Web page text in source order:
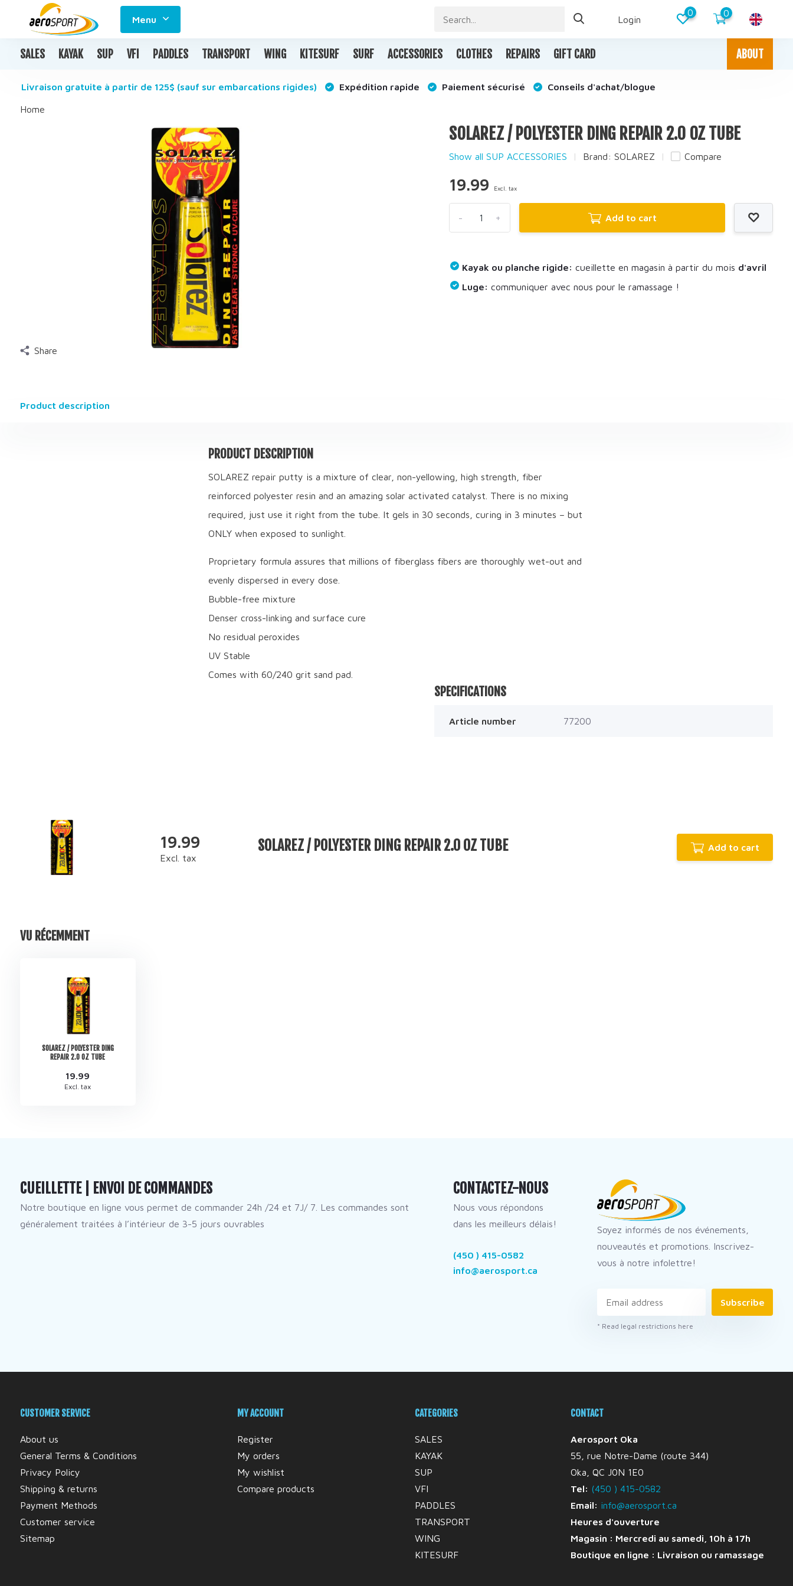
Menu Login
0 0
SALES KAYAK SUP VFI PADDLES TRANSPORT WING KITESURF SURF ACCESSORIES CLOTHES REPAIRS GIFT CARD ABOUT
Livraison gratuite à partir de 125$ (sauf sur embarcations rigides) Expédition rapide Paiement sécurisé Conseils d'achat/blogue
Home
Share
SOLAREZ / POLYESTER DING REPAIR 2.0 OZ TUBE
Show all SUP ACCESSORIES Brand:SOLAREZ Compare
19.99 Excl. tax
+
- Add to cart
Kayak ou planche rigide: cueillette en magasin à partir du mois d'avril
Luge: communiquer avec nous pour le ramassage !
Product description
PRODUCT DESCRIPTION
SOLAREZ repair putty is a mixture of clear, non-yellowing, high strength, fiber
reinforced polyester resin and an amazing solar activated catalyst. There is no mixing
required, just use it right from the tube. It gels in 30 seconds, curing in 3 minutes – but
ONLY when exposed to sunlight.
Proprietary formula assures that millions of fiberglass fibers are thoroughly wet-out and
evenly dispersed in every dose.
Bubble-free mixture
Denser cross-linking and surface cure
No residual peroxides
UV Stable
Comes with 60/240 grit sand pad.
SPECIFICATIONS
Article number 77200
19.99
Excl. tax
SOLAREZ / POLYESTER DING REPAIR 2.0 OZ TUBE Add to cart
VU RÉCEMMENT
SOLAREZ / POLYESTER DING
REPAIR 2.0 OZ TUBE
19.99
Excl. tax
CUEILLETTE | ENVOI DE COMMANDES
Notre boutique en ligne vous permet de commander 24h /24 et 7J/ 7. Les commandes sont
généralement traitées à l’intérieur de 3-5 jours ouvrables
CONTACTEZ-NOUS
Nous vous répondons
dans les meilleurs délais!
(450 ) 415-0582
info@aerosport.ca
Soyez informés de nos événements,
nouveautés et promotions. Inscrivez-
vous à notre infolettre!
Subscribe
* Read legal restrictions here
CUSTOMER SERVICE
About us
General Terms & Conditions
Privacy Policy
Shipping & returns
Payment Methods
Customer service
Sitemap
MY ACCOUNT
Register
My orders
My wishlist
Compare products
CATEGORIES
SALES
KAYAK
SUP
VFI
PADDLES
TRANSPORT
WING
KITESURF
CONTACT
Aerosport Oka
55, rue Notre-Dame (route 344)
Oka, QC J0N 1E0
Tel: (450 ) 415-0582
Email: info@aerosport.ca
Heures d'ouverture
Magasin : Mercredi au samedi, 10h à 17h
Boutique en ligne : Livraison ou ramassage